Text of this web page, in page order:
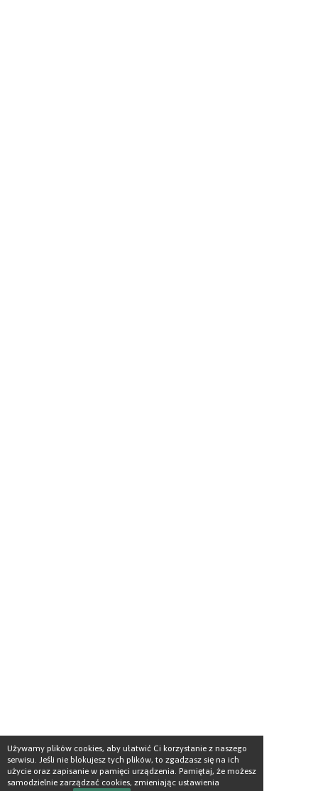
Używamy plików cookies, aby ułatwić Ci korzystanie z naszego
serwisu. Jeśli nie blokujesz tych plików, to zgadzasz się na ich
użycie oraz zapisanie w pamięci urządzenia. Pamiętaj, że możesz
samodzielnie zarządzać cookies, zmieniając ustawienia